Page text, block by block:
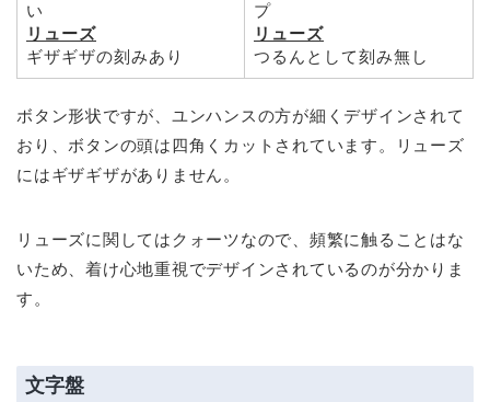
い
リューズ
ギザギザの刻みあり
プ
リューズ
つるんとして刻み無し
ボタン形状ですが、ユンハンスの方が細くデザインされて
おり、ボタンの頭は四角くカットされています。リューズ
にはギザギザがありません。
リューズに関してはクォーツなので、頻繁に触ることはな
いため、着け心地重視でデザインされているのが分かりま
す。
文字盤